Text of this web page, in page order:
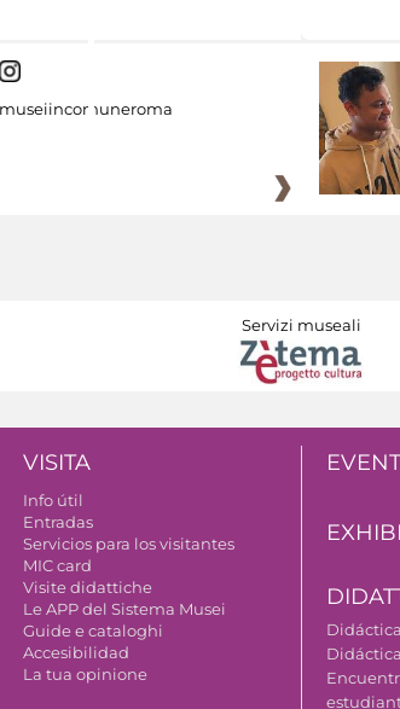
museiincomuneroma
Servizi museali
VISITA
Info útil
Entradas
Servicios para los visitantes
MIC card
Visite didattiche
Le APP del Sistema Musei
Guide e cataloghi
Accesibilidad
La tua opinione